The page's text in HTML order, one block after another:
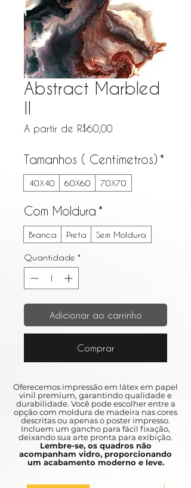
Abstract Marbled
II
A partir de R$60,00
Tamanhos ( Centímetros) *
40X40 60X60 70X70
Com Moldura *
Branca Preta Sem Moldura
Quantidade *
Adicionar ao carrinho
Comprar
Oferecemos impressão em látex em papel
vinil premium, garantindo qualidade e
durabilidade. Você pode escolher entre a
opção com moldura de madeira nas cores
descritas ou apenas o poster impresso.
Incluem um gancho para fácil fixação,
deixando sua arte pronta para exibição.
Lembre-se, os quadros não
acompanham vidro, proporcionando
um acabamento moderno e leve.